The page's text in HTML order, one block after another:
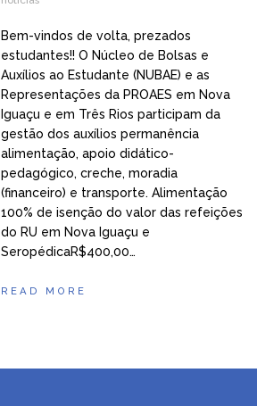
Bem-vindos de volta, prezados
estudantes!! O Núcleo de Bolsas e
Auxílios ao Estudante (NUBAE) e as
Representações da PROAES em Nova
Iguaçu e em Três Rios participam da
gestão dos auxílios permanência
alimentação, apoio didático-
pedagógico, creche, moradia
(financeiro) e transporte. Alimentação
100% de isenção do valor das refeições
do RU em Nova Iguaçu e
SeropédicaR$400,00…
READ MORE